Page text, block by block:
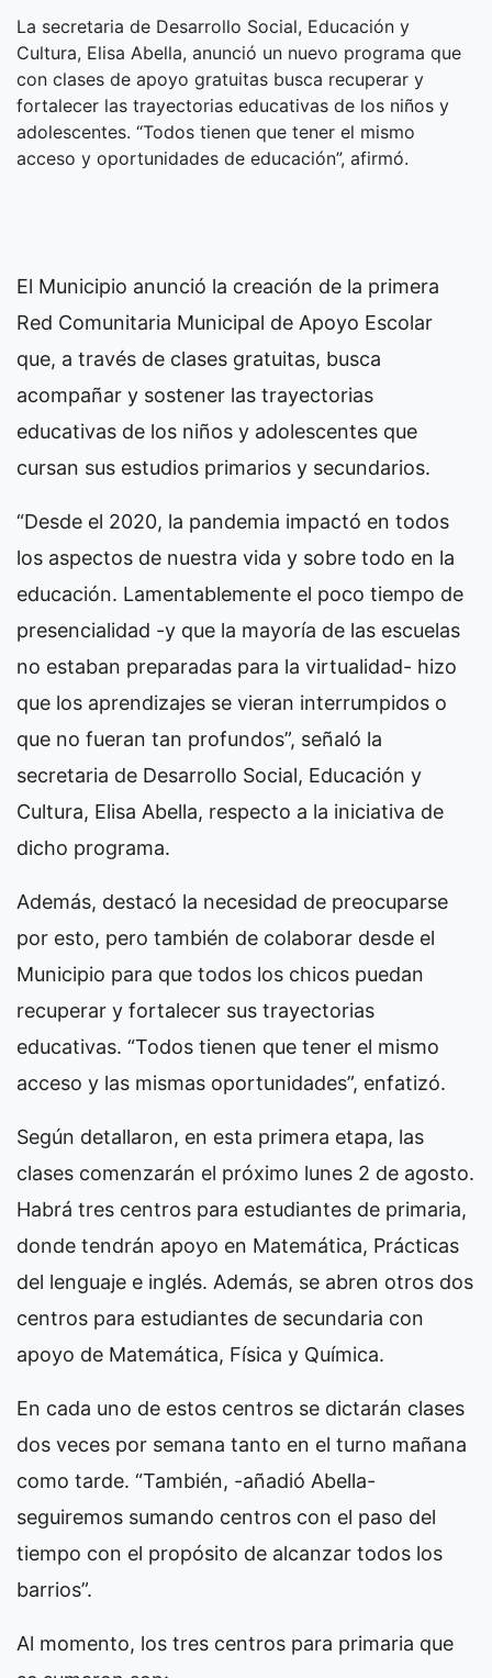
La secretaria de Desarrollo Social, Educación y
Cultura, Elisa Abella, anunció un nuevo programa que
con clases de apoyo gratuitas busca recuperar y
fortalecer las trayectorias educativas de los niños y
adolescentes. “Todos tienen que tener el mismo
acceso y oportunidades de educación”, afirmó.
El Municipio anunció la creación de la primera
Red Comunitaria Municipal de Apoyo Escolar
que, a través de clases gratuitas, busca
acompañar y sostener las trayectorias
educativas de los niños y adolescentes que
cursan sus estudios primarios y secundarios.
“Desde el 2020, la pandemia impactó en todos
los aspectos de nuestra vida y sobre todo en la
educación. Lamentablemente el poco tiempo de
presencialidad -y que la mayoría de las escuelas
no estaban preparadas para la virtualidad- hizo
que los aprendizajes se vieran interrumpidos o
que no fueran tan profundos”, señaló la
secretaria de Desarrollo Social, Educación y
Cultura, Elisa Abella, respecto a la iniciativa de
dicho programa.
Además, destacó la necesidad de preocuparse
por esto, pero también de colaborar desde el
Municipio para que todos los chicos puedan
recuperar y fortalecer sus trayectorias
educativas. “Todos tienen que tener el mismo
acceso y las mismas oportunidades”, enfatizó.
Según detallaron, en esta primera etapa, las
clases comenzarán el próximo lunes 2 de agosto.
Habrá tres centros para estudiantes de primaria,
donde tendrán apoyo en Matemática, Prácticas
del lenguaje e inglés. Además, se abren otros dos
centros para estudiantes de secundaria con
apoyo de Matemática, Física y Química.
En cada uno de estos centros se dictarán clases
dos veces por semana tanto en el turno mañana
como tarde. “También, -añadió Abella-
seguiremos sumando centros con el paso del
tiempo con el propósito de alcanzar todos los
barrios”.
Al momento, los tres centros para primaria que